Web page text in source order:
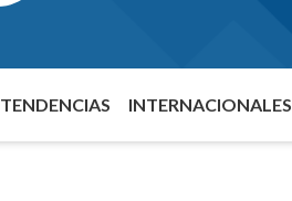
TENDENCIAS INTERNACIONALES